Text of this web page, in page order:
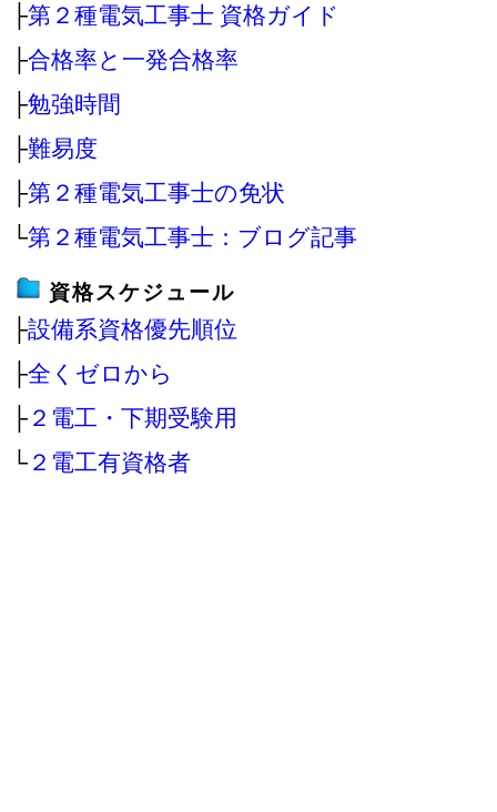
├第２種電気工事士 資格ガイド
├合格率と一発合格率
├勉強時間
├難易度
├第２種電気工事士の免状
└第２種電気工事士：ブログ記事
資格スケジュール
├設備系資格優先順位
├全くゼロから
├ ２電工・下期受験用
└ ２電工有資格者